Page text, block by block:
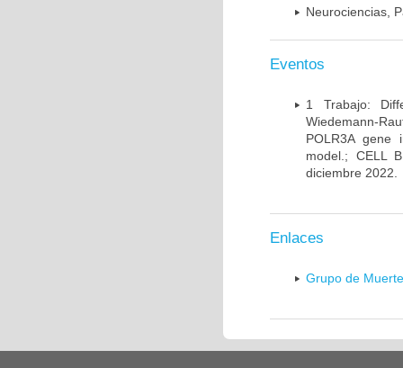
Neurociencias,
Eventos
1 Trabajo:
Wiedemann-
POLR3A gene
model.; CELL
diciembre 2022.
Enlaces
Grupo de